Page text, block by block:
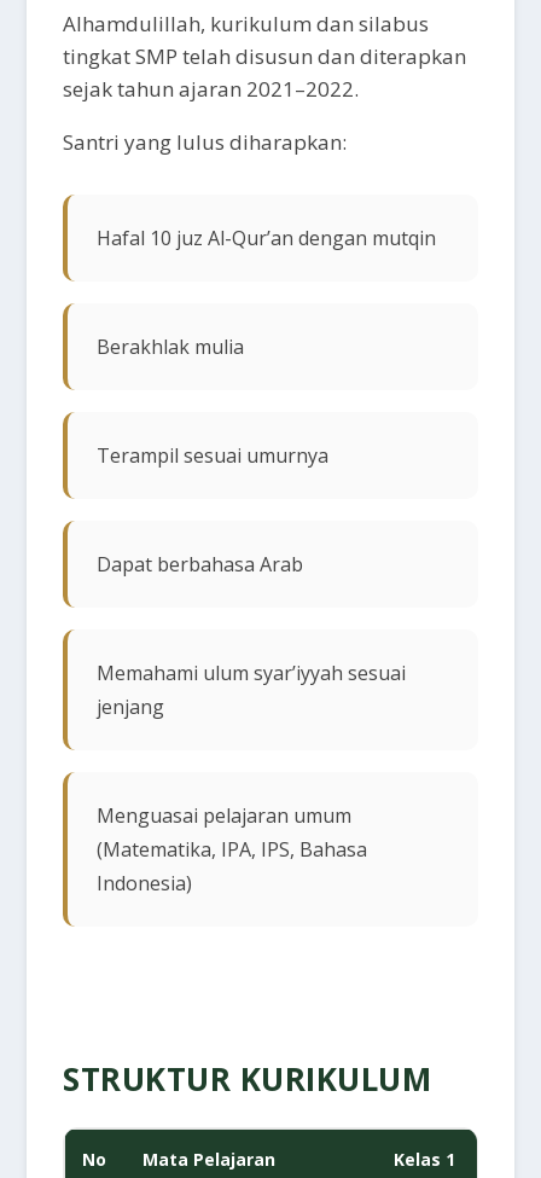
Alhamdulillah, kurikulum dan silabus
tingkat SMP telah disusun dan diterapkan
sejak tahun ajaran 2021–2022.
Santri yang lulus diharapkan:
Hafal 10 juz Al-Qur’an dengan mutqin
Berakhlak mulia
Terampil sesuai umurnya
Dapat berbahasa Arab
Memahami ulum syar’iyyah sesuai
jenjang
Menguasai pelajaran umum
(Matematika, IPA, IPS, Bahasa
Indonesia)
STRUKTUR KURIKULUM
No Mata Pelajaran
Kelas 1